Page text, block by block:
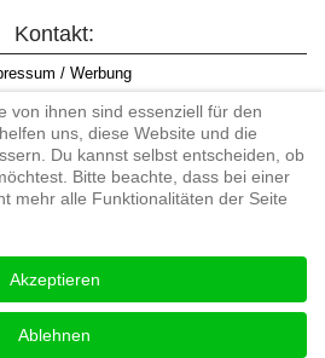
Kontakt:
/ Werbung
WKO
AGB
#enduroaustriaracingteam
Endurocross, Endurotraining,
Hardenduro, Extreme Enduro
von ihnen sind essenziell für den
uns, diese Website und die
Du kannst selbst entscheiden, ob
Bitte beachte, dass bei einer
mehr alle Funktionalitäten der Seite
Akzeptieren
Ablehnen